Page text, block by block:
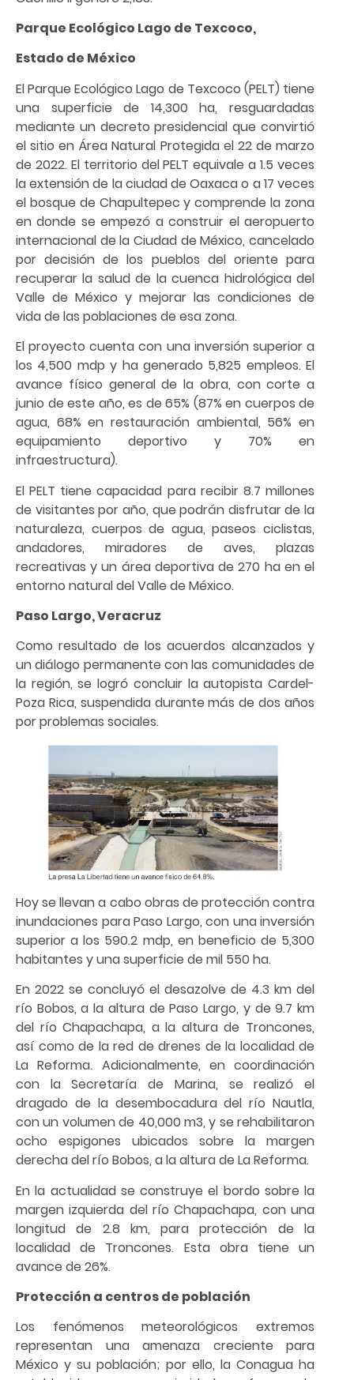
Parque Ecológico Lago de Texcoco,
Estado de México
El Parque Ecológico Lago de Texcoco (PELT) tiene
una superficie de 14,300 ha, resguardadas
mediante un decreto presidencial que convirtió
el sitio en Área Natural Protegida el 22 de marzo
de 2022. El territorio del PELT equivale a 1.5 veces
la extensión de la ciudad de Oaxaca o a 17 veces
el bosque de Chapultepec y comprende la zona
en donde se empezó a construir el aeropuerto
internacional de la Ciudad de México, cancelado
por decisión de los pueblos del oriente para
recuperar la salud de la cuenca hidrológica del
Valle de México y mejorar las condiciones de
vida de las poblaciones de esa zona.
El proyecto cuenta con una inversión superior a
los 4,500 mdp y ha generado 5,825 empleos. El
avance físico general de la obra, con corte a
junio de este año, es de 65% (87% en cuerpos de
agua, 68% en restauración ambiental, 56% en
equipamiento deportivo y 70% en
infraestructura).
El PELT tiene capacidad para recibir 8.7 millones
de visitantes por año, que podrán disfrutar de la
naturaleza, cuerpos de agua, paseos ciclistas,
andadores, miradores de aves, plazas
recreativas y un área deportiva de 270 ha en el
entorno natural del Valle de México.
Paso Largo, Veracruz
Como resultado de los acuerdos alcanzados y
un diálogo permanente con las comunidades de
la región, se logró concluir la autopista Cardel-
Poza Rica, suspendida durante más de dos años
por problemas sociales.
Hoy se llevan a cabo obras de protección contra
inundaciones para Paso Largo, con una inversión
superior a los 590.2 mdp, en beneficio de 5,300
habitantes y una superficie de mil 550 ha.
En 2022 se concluyó el desazolve de 4.3 km del
río Bobos, a la altura de Paso Largo, y de 9.7 km
del río Chapachapa, a la altura de Troncones,
así como de la red de drenes de la localidad de
La Reforma. Adicionalmente, en coordinación
con la Secretaría de Marina, se realizó el
dragado de la desembocadura del río Nautla,
con un volumen de 40,000 m3, y se rehabilitaron
ocho espigones ubicados sobre la margen
derecha del río Bobos, a la altura de La Reforma.
En la actualidad se construye el bordo sobre la
margen izquierda del río Chapachapa, con una
longitud de 2.8 km, para protección de la
localidad de Troncones. Esta obra tiene un
avance de 26%.
Protección a centros de población
Los fenómenos meteorológicos extremos
representan una amenaza creciente para
México y su población; por ello, la Conagua ha